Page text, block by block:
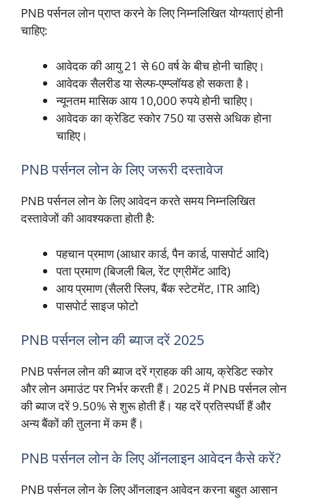
PNB पर्सनल लोन प्राप्त करने के लिए निम्नलिखित योग्यताएं होनी
चाहिए:
आवेदक की आयु 21 से 60 वर्ष के बीच होनी चाहिए।
आवेदक सैलरीड या सेल्फ-एम्प्लॉयड हो सकता है।
न्यूनतम मासिक आय 10,000 रुपये होनी चाहिए।
आवेदक का क्रेडिट स्कोर 750 या उससे अधिक होना
चाहिए।
PNB पर्सनल लोन के लिए जरूरी दस्तावेज
PNB पर्सनल लोन के लिए आवेदन करते समय निम्नलिखित
दस्तावेजों की आवश्यकता होती है:
पहचान प्रमाण (आधार कार्ड, पैन कार्ड, पासपोर्ट आदि)
पता प्रमाण (बिजली बिल, रेंट एग्रीमेंट आदि)
आय प्रमाण (सैलरी स्लिप, बैंक स्टेटमेंट, ITR आदि)
पासपोर्ट साइज फोटो
PNB पर्सनल लोन की ब्याज दरें 2025
PNB पर्सनल लोन की ब्याज दरें ग्राहक की आय, क्रेडिट स्कोर
और लोन अमाउंट पर निर्भर करती हैं। 2025 में PNB पर्सनल लोन
की ब्याज दरें 9.50% से शुरू होती हैं। यह दरें प्रतिस्पर्धी हैं और
अन्य बैंकों की तुलना में कम हैं।
PNB पर्सनल लोन के लिए ऑनलाइन आवेदन कैसे करें?
PNB पर्सनल लोन के लिए ऑनलाइन आवेदन करना बहुत आसान